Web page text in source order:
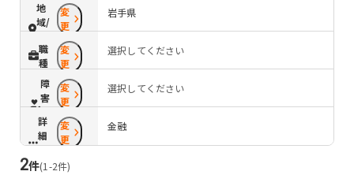
地
域/
路
線
変
更
岩手県
職
種
変
更
選択してください
障
害
配
慮
変
更
選択してください
詳
細
条
件
変
更
金融
2件(1 -2件)